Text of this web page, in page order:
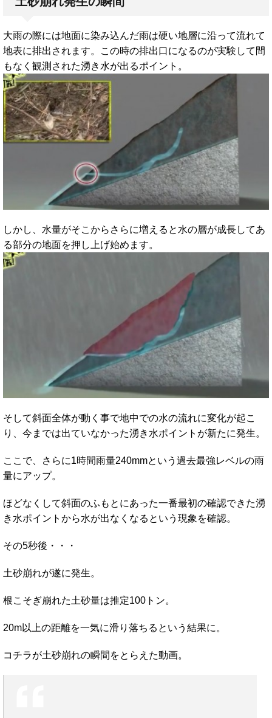
大雨の際には地面に染み込んだ雨は硬い地層に沿って流れて
地表に排出されます。この時の排出口になるのが実験して間
もなく観測された湧き水が出るポイント。
しかし、水量がそこからさらに増えると水の層が成長してあ
る部分の地面を押し上げ始めます。
そして斜面全体が動く事で地中での水の流れに変化が起こ
り、今までは出ていなかった湧き水ポイントが新たに発生。
ここで、さらに1時間雨量240mmという過去最強レベルの雨
量にアップ。
ほどなくして斜面のふもとにあった一番最初の確認できた湧
き水ポイントから水が出なくなるという現象を確認。
その5秒後・・・
土砂崩れが遂に発生。
根こそぎ崩れた土砂量は推定100トン。
20m以上の距離を一気に滑り落ちるという結果に。
コチラが土砂崩れの瞬間をとらえた動画。